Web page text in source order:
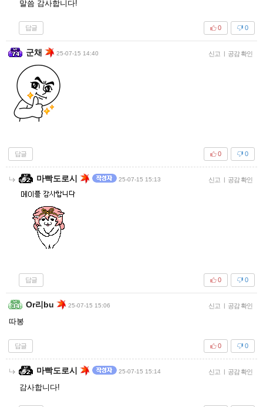
말씀 감사합니다!
답글 0
0
군채 25-07-15 14:40 신고 | 공감 확인
답글 0
0
마빡도로시 25-07-15 15:13 신고 | 공감 확인
답글 0
0
Or리bu 25-07-15 15:06 신고 | 공감 확인
따봉
답글 0
0
마빡도로시 25-07-15 15:14 신고 | 공감 확인
감사합니다!